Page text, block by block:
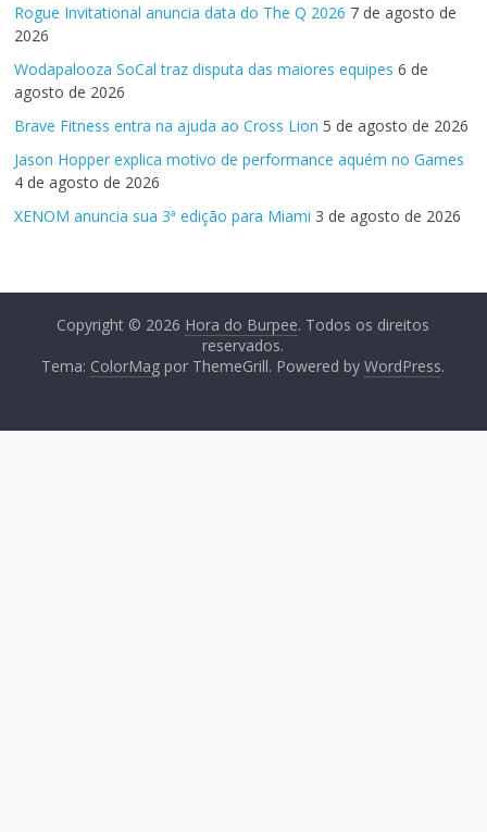
Rogue Invitational anuncia data do The Q 2026 7 de agosto de
2026
Wodapalooza SoCal traz disputa das maiores equipes 6 de
agosto de 2026
Brave Fitness entra na ajuda ao Cross Lion 5 de agosto de 2026
Jason Hopper explica motivo de performance aquém no Games
4 de agosto de 2026
XENOM anuncia sua 3ª edição para Miami 3 de agosto de 2026
Copyright © 2026 Hora do Burpee. Todos os direitos
reservados.
Tema: ColorMag por ThemeGrill. Powered byWordPress.